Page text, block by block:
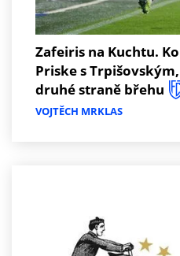
Zafeiris na Kuchtu.
Priske s
druhé straně břehu
VOJTĚCH MRKLAS